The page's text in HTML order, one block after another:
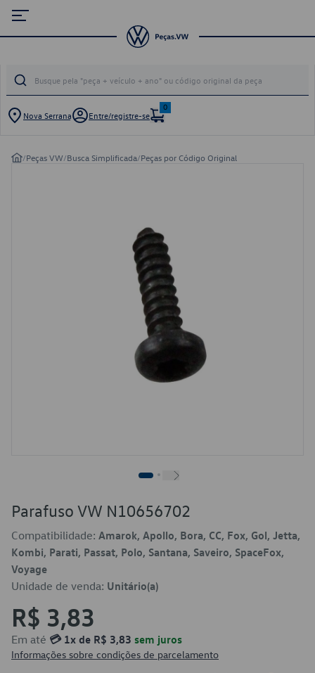
Nova Serrana Entre/registre-se
0
/Peças VW/Busca Simplificada/Peças por Código Original
Parafuso VW N10656702
Compatibilidade: Amarok, Apollo, Bora, CC, Fox, Gol, Jetta,
Kombi, Parati, Passat, Polo, Santana, Saveiro, SpaceFox,
Voyage
Unidade de venda: Unitário(a)
R$ 3,83
Em até 💳 1x de R$ 3,83 sem juros
Informações sobre condições de parcelamento